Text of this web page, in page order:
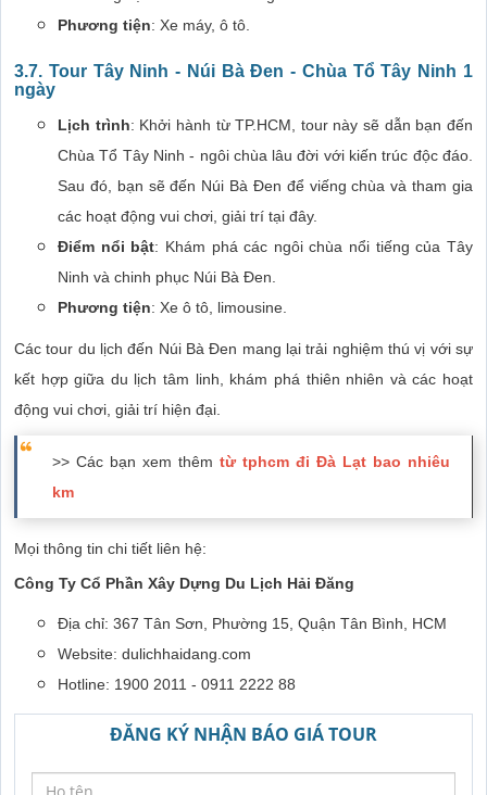
Phương tiện: Xe máy, ô tô.
3.7. Tour Tây Ninh - Núi Bà Đen - Chùa Tổ Tây Ninh 1
ngày
Lịch trình: Khởi hành từ TP.HCM, tour này sẽ dẫn bạn đến
Chùa Tổ Tây Ninh - ngôi chùa lâu đời với kiến trúc độc đáo.
Sau đó, bạn sẽ đến Núi Bà Đen để viếng chùa và tham gia
các hoạt động vui chơi, giải trí tại đây.
Điểm nổi bật: Khám phá các ngôi chùa nổi tiếng của Tây
Ninh và chinh phục Núi Bà Đen.
Phương tiện: Xe ô tô, limousine.
Các tour du lịch đến Núi Bà Đen mang lại trải nghiệm thú vị với sự
kết hợp giữa du lịch tâm linh, khám phá thiên nhiên và các hoạt
động vui chơi, giải trí hiện đại.
>> Các bạn xem thêm từ tphcm đi Đà Lạt bao nhiêu
km
Mọi thông tin chi tiết liên hệ:
Công Ty Cổ Phần Xây Dựng Du Lịch Hải Đăng
Địa chỉ: 367 Tân Sơn, Phường 15, Quận Tân Bình, HCM
Website: dulichhaidang.com
Hotline: 1900 2011 - 0911 2222 88
ĐĂNG KÝ NHẬN BÁO GIÁ TOUR